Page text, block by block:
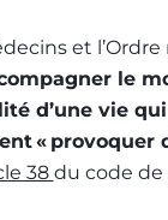
et
le
d’une vie
«
38 du code